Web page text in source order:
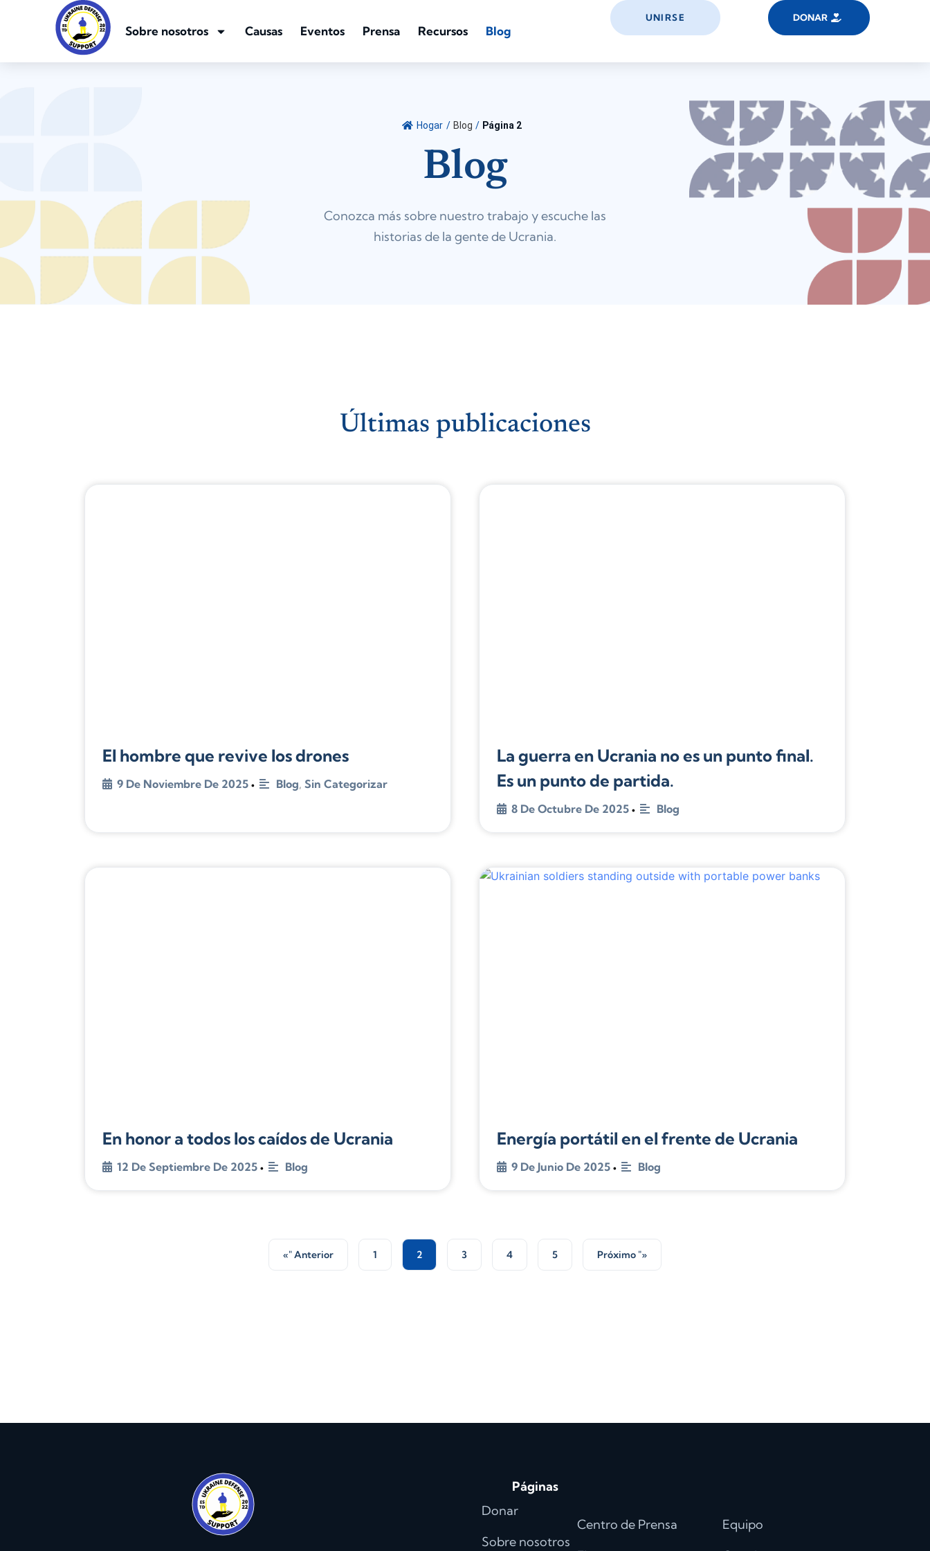
Sobre nosotros Causas Eventos Prensa Recursos Blog
UNIRSE DONAR
Hogar / Blog / Página 2
Blog
Conozca más sobre nuestro trabajo y escuche las
historias de la gente de Ucrania.
Últimas publicaciones
El hombre que revive los drones
9 De Noviembre De 2025 • Blog, Sin Categorizar
La guerra en Ucrania no es un punto final.
Es un punto de partida.
8 De Octubre De 2025 • Blog
En honor a todos los caídos de Ucrania
12 De Septiembre De 2025 • Blog
Energía portátil en el frente de Ucrania
9 De Junio De 2025 • Blog
«" Anterior 1 2 3 4 5 Próximo "»
Páginas
Donar
Sobre nosotros
Centro de Prensa
Equipo